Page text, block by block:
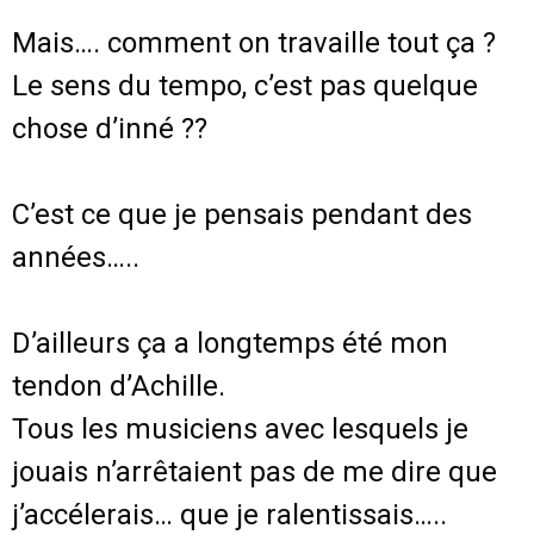
Mais…. comment on travaille tout ça ?
Le sens du tempo, c’est pas quelque
chose d’inné ??
C’est ce que je pensais pendant des
années…..
D’ailleurs ça a longtemps été mon
tendon d’Achille.
Tous les musiciens avec lesquels je
jouais n’arrêtaient pas de me dire que
j’accélerais… que je ralentissais…..